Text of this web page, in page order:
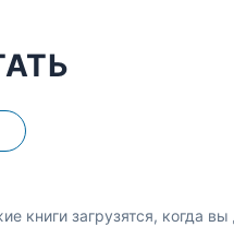
книги загрузятся, когда